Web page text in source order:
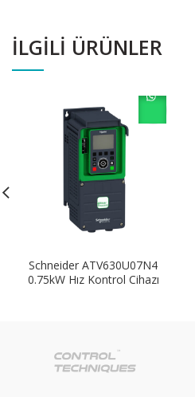
İLGILI ÜRÜNLER
Schneider ATV630U07N4
0.75kW Hız Kontrol Cihazı